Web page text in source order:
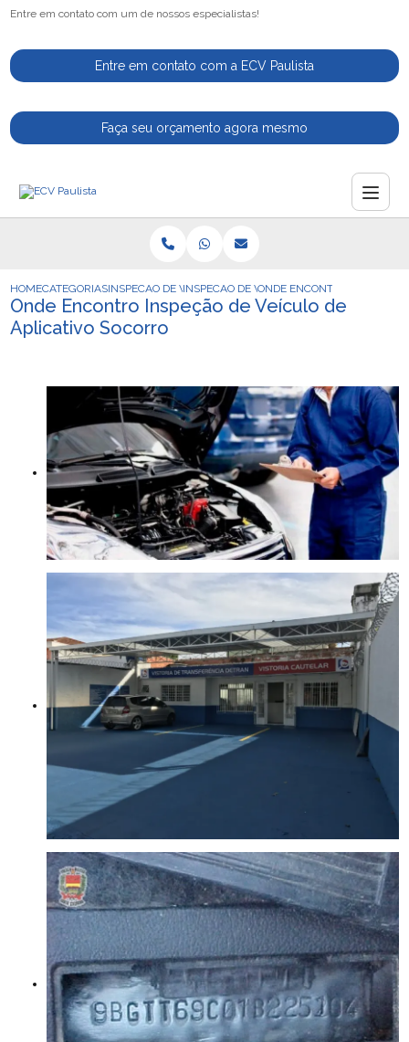
Entre em contato com um de nossos especialistas!
Entre em contato com a ECV Paulista
Faça seu orçamento agora mesmo
HOMECATEGORIASINSPECAO DE VEICULOSINSPECAO DE VEICULO PARA MOTORISTAS
ONDE ENCONTRO INSPECAO
Onde Encontro Inspeção de Veículo de
Aplicativo Socorro